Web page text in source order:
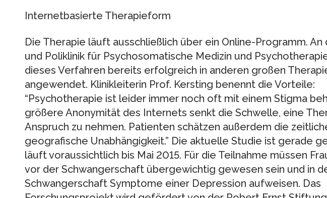
Internetbasierte Therapieform
Die Therapie läuft ausschließlich über ein Online-Programm. An
und Poliklinik für Psychosomatische Medizin und
dieses Verfahren bereits erfolgreich in anderen großen
angewendet. Klinikleiterin Prof. Kersting benennt die Vorteile:
“Psychotherapie ist leider immer noch oft mit einem Stigma
größere Anonymität des Internets senkt die Schwelle, eine
Anspruch zu nehmen. Patienten schätzen außerdem die
geografische Unabhängigkeit.” Die aktuelle Studie ist gerade
läuft voraussichtlich bis Mai 2015. Für die Teilnahme müssen
vor der Schwangerschaft übergewichtig gewesen sein und in
Schwangerschaft Symptome einer Depression aufweisen. Das